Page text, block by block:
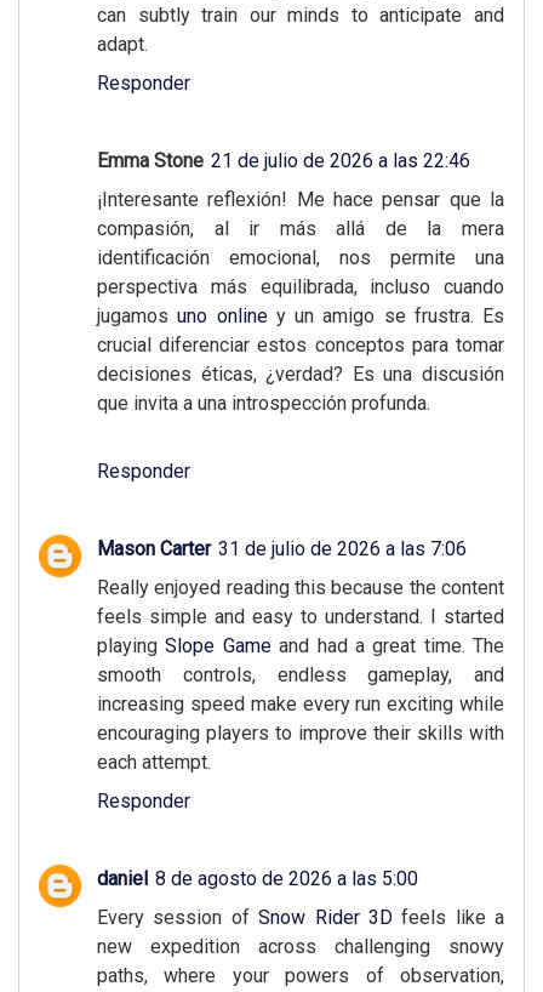
can subtly train our minds to anticipate and
adapt.
Responder
Emma Stone 21 de julio de 2026 a las 22:46
¡Interesante reflexión! Me hace pensar que la
compasión, al ir más allá de la mera
identificación emocional, nos permite una
perspectiva más equilibrada, incluso cuando
jugamosuno onliney un amigo se frustra. Es
crucial diferenciar estos conceptos para tomar
decisiones éticas, ¿verdad? Es una discusión
que invita a una introspección profunda.
Responder
Mason Carter 31 de julio de 2026 a las 7:06
Really enjoyed reading this because the content
feels simple and easy to understand. I started
playingSlope Gameand had a great time. The
smooth controls, endless gameplay, and
increasing speed make every run exciting while
encouraging players to improve their skills with
each attempt.
Responder
daniel 8 de agosto de 2026 a las 5:00
Every session ofSnow Rider 3Dfeels like a
new expedition across challenging snowy
paths, where your powers of observation,